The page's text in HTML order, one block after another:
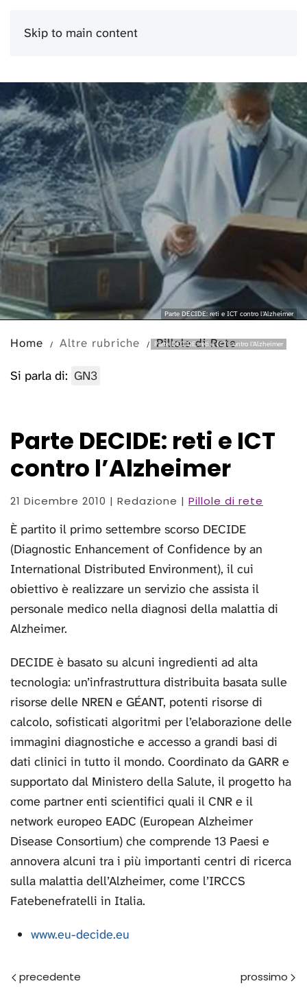
Skip to main content
Parte DECIDE: reti e ICT contro l’Alzheimer
Home Altre rubriche Pillole di Rete
Parte DECIDE: reti e ICT contro l’Alzheimer
Si parla di: GN3
Parte DECIDE: reti e ICT
contro l’Alzheimer
21 Dicembre 2010 | Redazione | Pillole di rete
È partito il primo settembre scorso DECIDE
(Diagnostic Enhancement of Confidence by an
International Distributed Environment), il cui
obiettivo è realizzare un servizio che assista il
personale medico nella diagnosi della malattia di
Alzheimer.
DECIDE è basato su alcuni ingredienti ad alta
tecnologia: un’infrastruttura distribuita basata sulle
risorse delle NREN e GÉANT, potenti risorse di
calcolo, sofisticati algoritmi per l’elaborazione delle
immagini diagnostiche e accesso a grandi basi di
dati clinici in tutto il mondo. Coordinato da GARR e
supportato dal Ministero della Salute, il progetto ha
come partner enti scientifici quali il CNR e il
network europeo EADC (European Alzheimer
Disease Consortium) che comprende 13 Paesi e
annovera alcuni tra i più importanti centri di ricerca
sulla malattia dell’Alzheimer, come l’IRCCS
Fatebenefratelli in Italia.
www.eu-decide.eu